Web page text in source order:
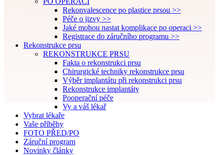
Rekonvalescence po plastice prsou >>
Péče o jizvy >>
Jaké mohou nastat komplikace po operaci >>
Registrace do záručního programu >>
Rekonstrukce prsu
REKONSTRUKCE PRSU
Fakta o rekonstrukci prsu
Chirurgické techniky rekonstrukce prsu
Výběr implantátu při rekonstrukci prsu
Rekonstrukce implantáty
Pooperační péče
Vy a váš lékař
Vybrat lékaře
Vaše příběhy
FOTO PŘED/PO
Záruční program
Novinky články